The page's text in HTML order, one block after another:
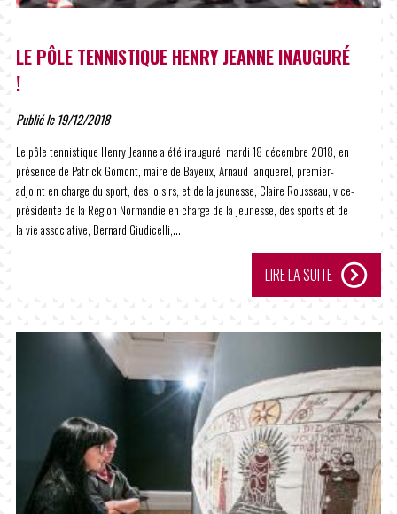
LE PÔLE TENNISTIQUE HENRY JEANNE INAUGURÉ
!
Publié le 19/12/2018
Le pôle tennistique Henry Jeanne a été inauguré, mardi 18 décembre 2018, en
présence de Patrick Gomont, maire de Bayeux, Arnaud Tanquerel, premier-
adjoint en charge du sport, des loisirs, et de la jeunesse, Claire Rousseau, vice-
présidente de la Région Normandie en charge de la jeunesse, des sports et de
la vie associative, Bernard Giudicelli,...
LIRE LA SUITE